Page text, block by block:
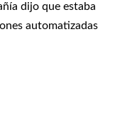
dijo que estaba
automatizadas